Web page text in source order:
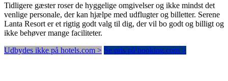
Tidligere gæster roser de hyggelige omgivelser og ikke mindst det
venlige personale, der kan hjælpe med udflugter og billetter. Serene
Lanta Resort er et rigtig godt valg til dig, der vil bo godt og billigt og
ikke behøver mange faciliteter.
Udbydes ikke på hotels.com > Se pris på booking.com >